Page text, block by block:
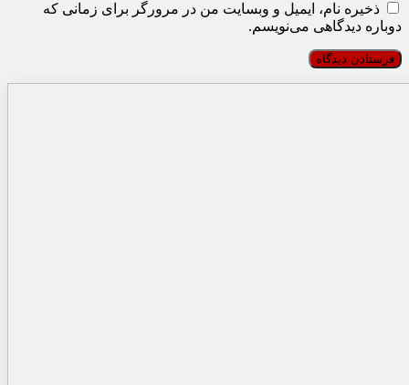
ذخیره نام، ایمیل و وبسایت من در مرورگر برای زمانی که
دوباره دیدگاهی می‌نویسم.